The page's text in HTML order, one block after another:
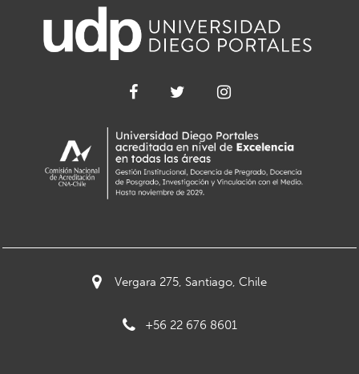
Vergara 275, Santiago, Chile
+56 22 676 8601